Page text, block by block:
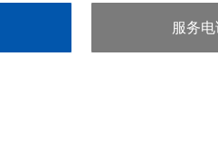
服务